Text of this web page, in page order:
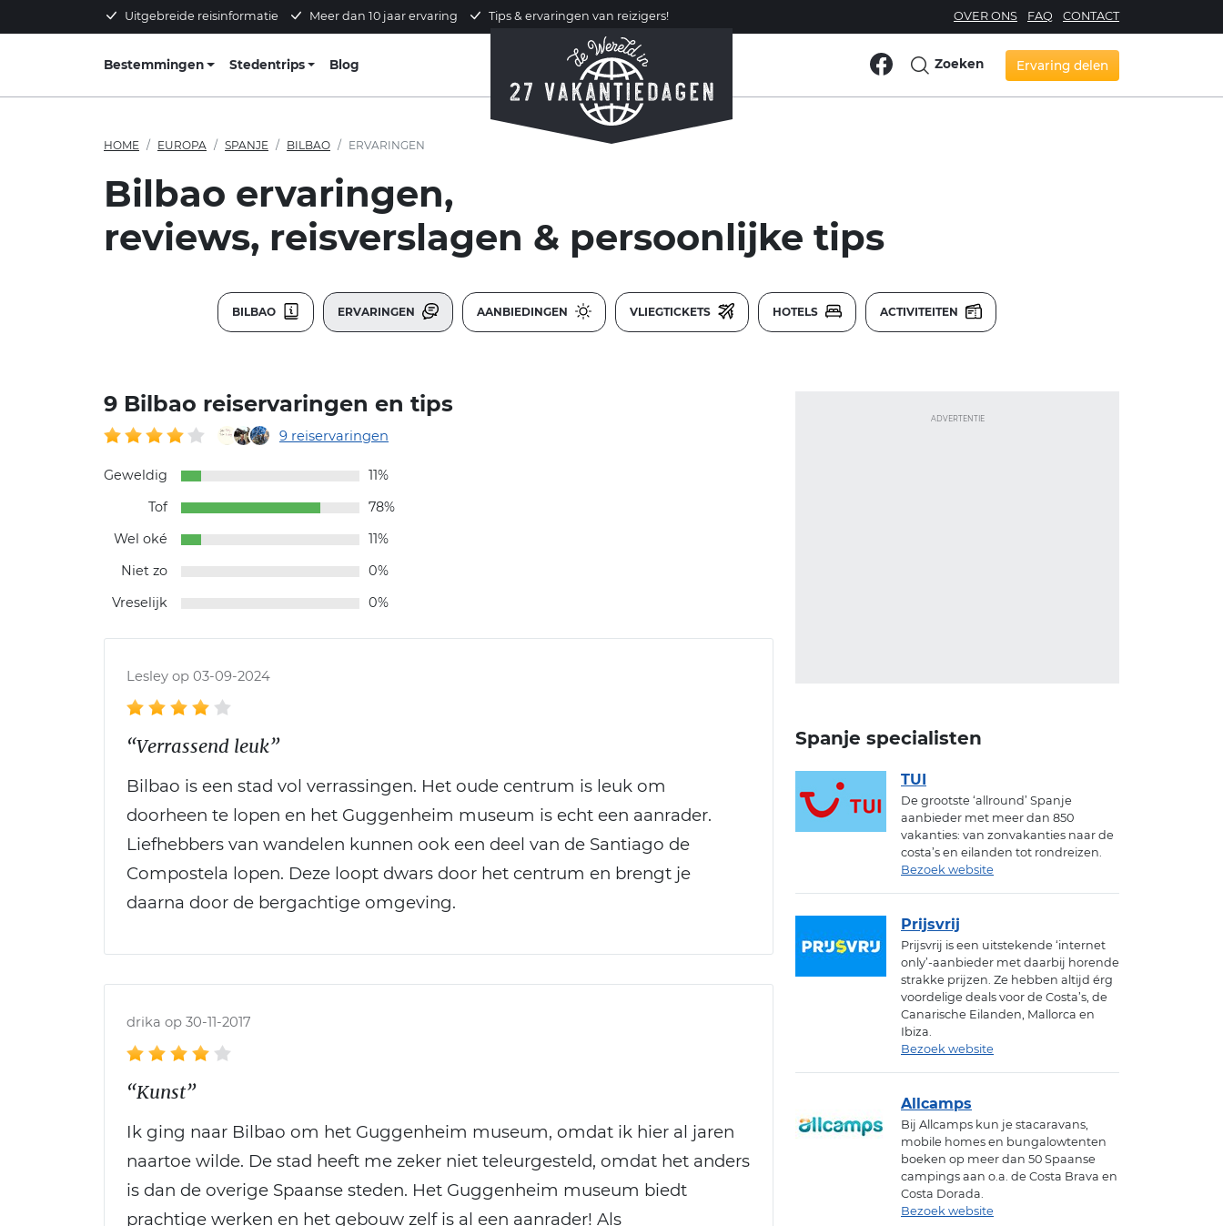
Uitgebreide reisinformatie Meer dan 10 jaar ervaring Tips & ervaringen van reizigers! OVER ONS FAQ CONTACT
Bestemmingen Stedentrips Blog Zoeken Ervaring delen
HOME EUROPA SPANJE BILBAO ERVARINGEN
Bilbao ervaringen,
reviews, reisverslagen & persoonlijke tips
BILBAO ERVARINGEN AANBIEDINGEN VLIEGTICKETS HOTELS ACTIVITEITEN
9 Bilbao reiservaringen en tips
9 reiservaringen
Geweldig
11%
Tof
78%
Wel oké
11%
Niet zo
0%
Vreselijk
0%
Lesley op 03-09-2024
“Verrassend leuk”
Bilbao is een stad vol verrassingen. Het oude centrum is leuk om
doorheen te lopen en het Guggenheim museum is echt een aanrader.
Liefhebbers van wandelen kunnen ook een deel van de Santiago de
Compostela lopen. Deze loopt dwars door het centrum en brengt je
daarna door de bergachtige omgeving.
drika op 30-11-2017
“Kunst”
Ik ging naar Bilbao om het Guggenheim museum, omdat ik hier al jaren
naartoe wilde. De stad heeft me zeker niet teleurgesteld, omdat het anders
is dan de overige Spaanse steden. Het Guggenheim museum biedt
prachtige werken en het gebouw zelf is al een aanrader! Als
ADVERTENTIE
Spanje specialisten
TUI
De grootste ‘allround’ Spanje
aanbieder met meer dan 850
vakanties: van zonvakanties naar de
costa’s en eilanden tot rondreizen.
Bezoek website
Prijsvrij
Prijsvrij is een uitstekende ‘internet
only’-aanbieder met daarbij horende
strakke prijzen. Ze hebben altijd érg
voordelige deals voor de Costa’s, de
Canarische Eilanden, Mallorca en
Ibiza.
Bezoek website
Allcamps
Bij Allcamps kun je stacaravans,
mobile homes en bungalowtenten
boeken op meer dan 50 Spaanse
campings aan o.a. de Costa Brava en
Costa Dorada.
Bezoek website